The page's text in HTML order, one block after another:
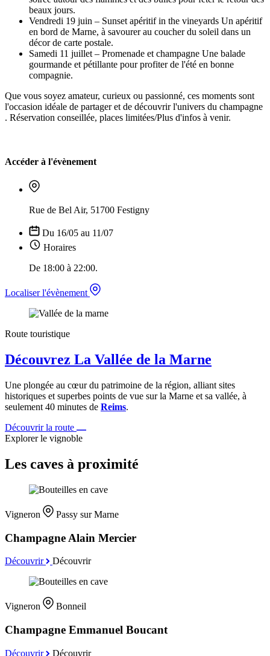
beaux jours.
Vendredi 19 juin – Sunset apéritif in the vineyards Un apéritif
en bord de Marne, à savourer au coucher du soleil dans un
décor de carte postale.
Samedi 11 juillet – Promenade et champagne Une balade
gourmande et pétillante pour profiter de l'été en bonne
compagnie.
Que vous soyez amateur, curieux ou passionné, ces moments sont
l'occasion idéale de partager et de découvrir l'univers du champagne
. Réservation conseillée, places limitées/Plus d'infos à venir.
Accéder à l'évènement
Rue de Bel Air, 51700 Festigny
Du 16/05 au 11/07
Horaires
De 18:00 à 22:00.
Localiser l'évènement
Route touristique
Découvrez La Vallée de la Marne
Une plongée au cœur du patrimoine de la région, alliant sites
historiques et superbes points de vue sur la Marne et sa vallée, à
seulement 40 minutes de Reims.
Découvrir la route
Explorer le vignoble
Les caves à proximité
Vigneron Passy sur Marne
Champagne Alain Mercier
Découvrir Découvrir
Vigneron Bonneil
Champagne Emmanuel Boucant
Découvrir Découvrir